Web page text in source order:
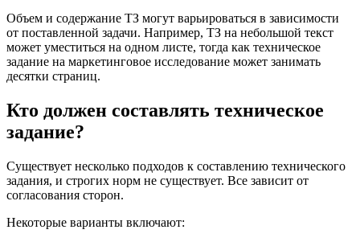
Объем и содержание ТЗ могут варьироваться в зависимости
от поставленной задачи. Например, ТЗ на небольшой текст
может уместиться на одном листе, тогда как техническое
задание на маркетинговое исследование может занимать
десятки страниц.
Кто должен составлять техническое
задание?
Существует несколько подходов к составлению технического
задания, и строгих норм не существует. Все зависит от
согласования сторон.
Некоторые варианты включают: